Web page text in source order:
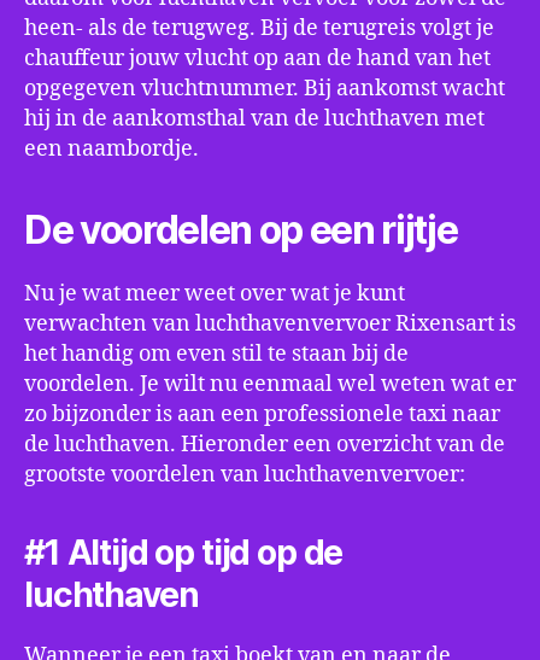
heen- als de terugweg. Bij de terugreis volgt je
chauffeur jouw vlucht op aan de hand van het
opgegeven vluchtnummer. Bij aankomst wacht
hij in de aankomsthal van de luchthaven met
een naambordje.
De voordelen op een rijtje
Nu je wat meer weet over wat je kunt
verwachten van luchthavenvervoer Rixensart is
het handig om even stil te staan bij de
voordelen. Je wilt nu eenmaal wel weten wat er
zo bijzonder is aan een professionele taxi naar
de luchthaven. Hieronder een overzicht van de
grootste voordelen van luchthavenvervoer:
#1 Altijd op tijd op de
luchthaven